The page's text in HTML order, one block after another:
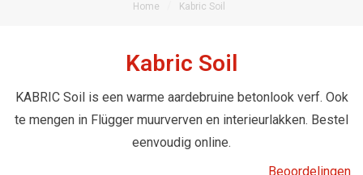
Home Kabric Soil
Kabric Soil
KABRIC Soil is een warme aardebruine betonlook verf. Ook
te mengen in Flügger muurverven en interieurlakken. Bestel
eenvoudig online.
Beoordelingen